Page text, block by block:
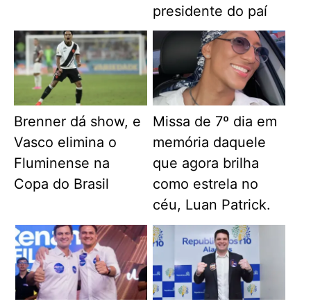
presidente do paí
Brenner dá show, e
Vasco elimina o
Fluminense na
Copa do Brasil
Missa de 7º dia em
memória daquele
que agora brilha
como estrela no
céu, Luan Patrick.